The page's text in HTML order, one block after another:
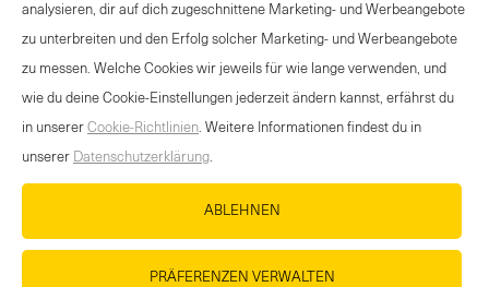
NEWSLETTER
NUTZUNGSBEDINGUNGEN
DATENSCHUTZERKLÄRUNG
COOKIE-RICHTLINIEN
MEDIADATENBANK
analysieren, dir auf dich zugeschnittene Marketing- und Werbeangebote
zu unterbreiten und den Erfolg solcher Marketing- und Werbeangebote
zu messen. Welche Cookies wir jeweils für wie lange verwenden, und
wie du deine Cookie-Einstellungen jederzeit ändern kannst, erfährst du
in unserer Cookie-Richtlinien. Weitere Informationen findest du in
unserer Datenschutzerklärung.
ABLEHNEN
PRÄFERENZEN VERWALTEN